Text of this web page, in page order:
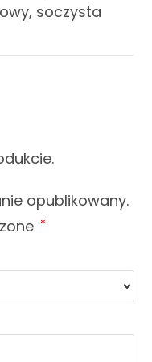
soczysta
opublikowany.
*